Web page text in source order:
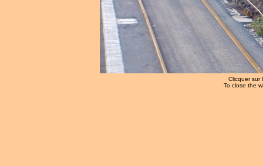
Clicquer sur
To close the